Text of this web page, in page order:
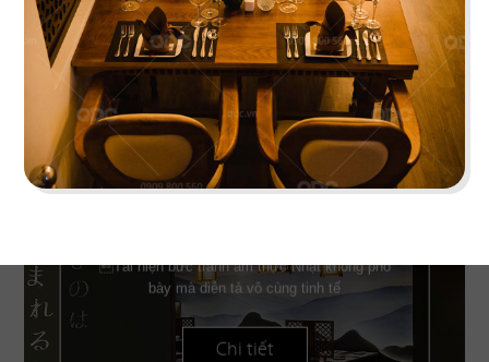
Tái hiện bức tranh ẩm thực Nhật không phô
bày mà diễn tả vô cùng tinh tế
Chi tiết